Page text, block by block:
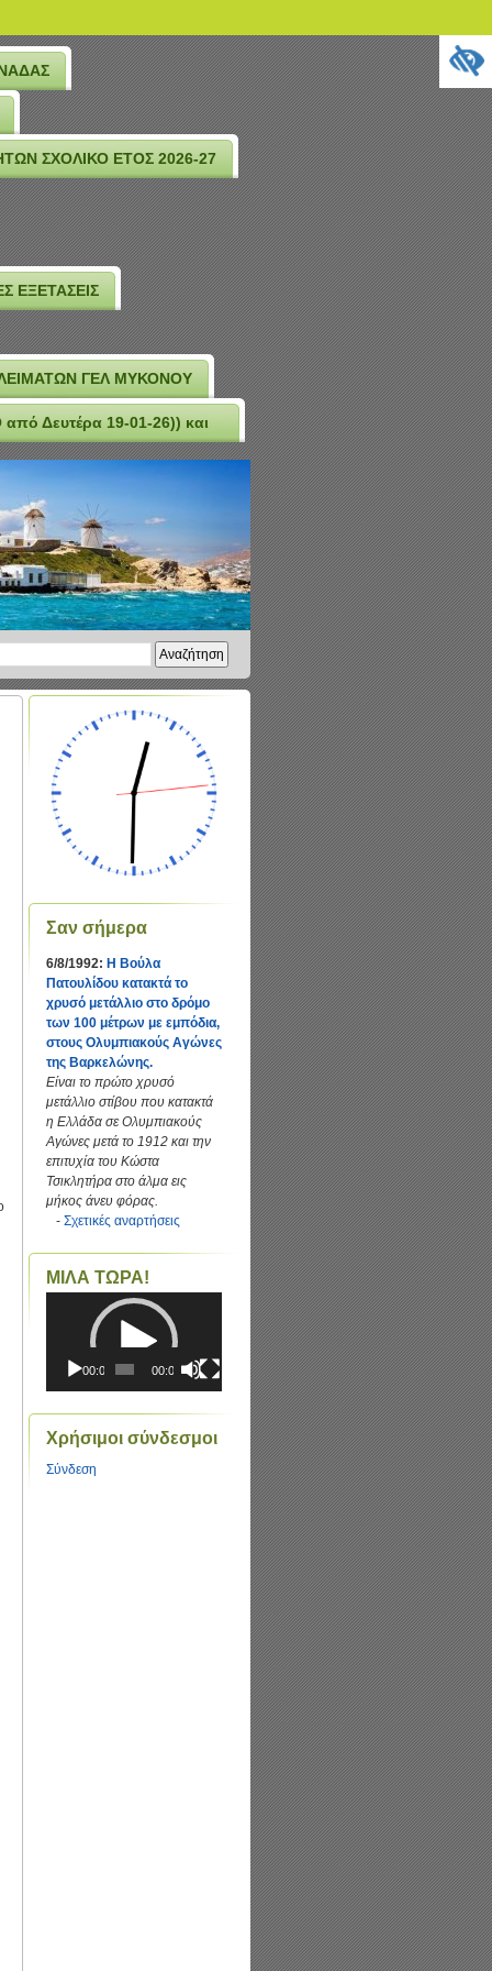
ΣΧΟΛΙΚΟ ΕΤΟΣ 2026-27
ΕΞΕΤΑΣΕΙΣ
ΓΕΛ ΜΥΚΟΝΟΥ
Δευτέρα 19-01-26)) και
Σαν σήμερα
6/8/1992: Η Βούλα
Πατουλίδου κατακτά το
χρυσό μετάλλιο στο δρόμο
των 100 μέτρων με εμπόδια,
στους Ολυμπιακούς Αγώνες
της Βαρκελώνης.
Είναι το πρώτο χρυσό
μετάλλιο στίβου που κατακτά
η Ελλάδα σε Ολυμπιακούς
Αγώνες μετά το 1912 και την
επιτυχία του Κώστα
Τσικλητήρα στο άλμα εις
μήκος άνευ φόρας.
- Σχετικές αναρτήσεις
ΜΙΛΑ ΤΩΡΑ!
Πρόγραμμα
Αναπαραγωγής
00:00 00:00
Χρήσιμοι σύνδεσμοι
Σύνδεση